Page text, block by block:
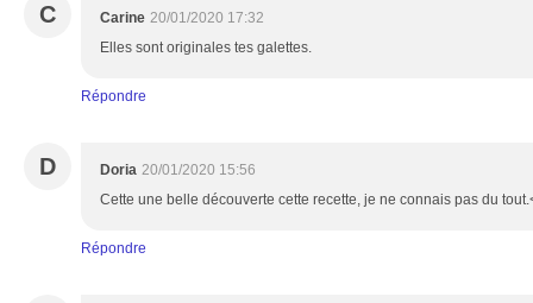
C Carine 20/01/2020 17:32
Elles sont originales tes galettes.
Répondre
D Doria 20/01/2020 15:56
Cette une belle découverte cette recette, je ne connais pas du
Répondre